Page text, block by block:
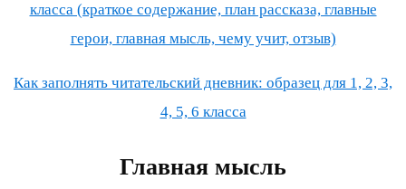
класса (краткое содержание, план рассказа, главные
герои, главная мысль, чему учит, отзыв)
Как заполнять читательский дневник: образец для 1, 2, 3,
4, 5, 6 класса
Главная мысль